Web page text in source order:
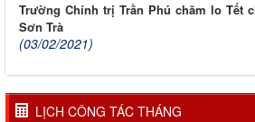
Trường Chính trị Trần Phú chăm lo Tết
Sơn Trà
(03/02/2021)
LỊCH CÔNG TÁC THÁNG